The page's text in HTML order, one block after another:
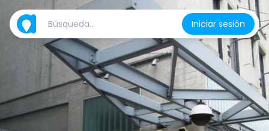
Iniciar sesión